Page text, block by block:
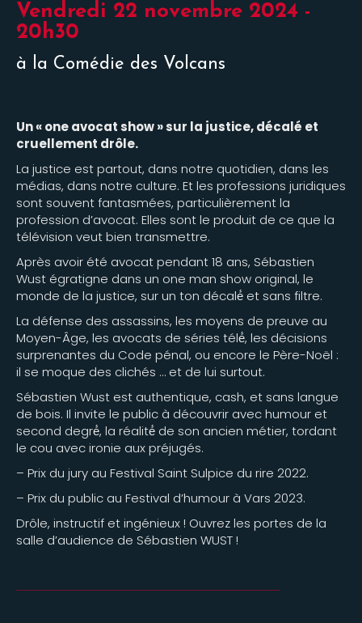
Vendredi 22 novembre 2024 -
20h30
à la Comédie des Volcans
Un « one avocat show » sur la justice, décalé et
cruellement drôle.
La justice est partout, dans notre quotidien, dans les
médias, dans notre culture. Et les professions juridiques
sont souvent fantasmées, particulièrement la
profession d’avocat. Elles sont le produit de ce que la
télévision veut bien transmettre.
Après avoir été avocat pendant 18 ans, Sébastien
Wust égratigne dans un one man show original, le
monde de la justice, sur un ton décalé́ et sans filtre.
La défense des assassins, les moyens de preuve au
Moyen-Âge, les avocats de séries télé́, les décisions
surprenantes du Code pénal, ou encore le Père-Noël :
il se moque des clichés … et de lui surtout.
Sébastien Wust est authentique, cash, et sans langue
de bois. Il invite le public à découvrir avec humour et
second degré́, la réalité́ de son ancien métier, tordant
le cou avec ironie aux préjugés.
– Prix du jury au Festival Saint Sulpice du rire 2022.
– Prix du public au Festival d’humour à Vars 2023.
Drôle, instructif et ingénieux ! Ouvrez les portes de la
salle d’audience de Sébastien WUST !